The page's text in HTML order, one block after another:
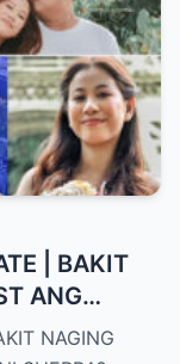
| BAKIT
ANG
NAGING